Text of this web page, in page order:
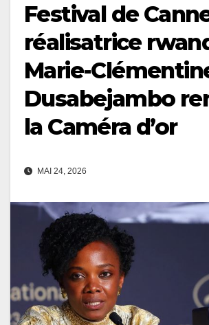
Festival de
réalisatrice
Marie-
Dusabejambo
la Caméra d’or
MAI 24, 2026